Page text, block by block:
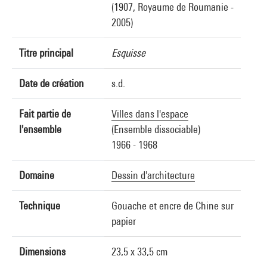
(1907, Royaume de Roumanie -
2005)
Titre principal Esquisse
Date de création s.d.
Fait partie de
l'ensemble
Villes dans l'espace
(Ensemble dissociable)
1966 - 1968
Domaine Dessin d'architecture
Technique
Gouache et encre de Chine sur
papier
Dimensions 23,5 x 33,5 cm